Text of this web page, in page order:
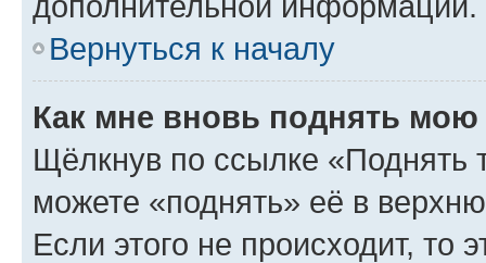
Вернуться к началу
Как мне вновь поднять мою
Щёлкнув по ссылке «Поднять
можете «поднять» её в
Если этого не происходит, то